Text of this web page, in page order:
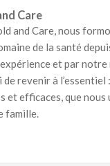
Care
and Care, nous
de la santé
et par notre
revenir à l’essentiel
et efficaces, que nous
famille.